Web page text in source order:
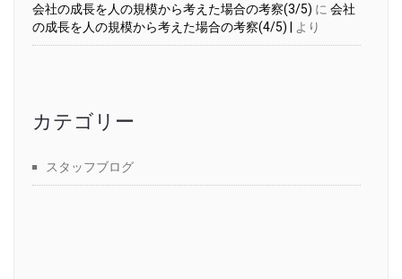
会社の成長を人の規模から考えた場合の考察(3/5) に 会社
の成長を人の規模から考えた場合の考察(4/5) |
より
カテゴリー
スタッフブログ